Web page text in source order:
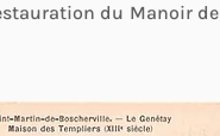
du Manoir de